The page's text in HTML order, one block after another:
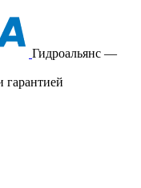
Гидроальянс —
гарантией